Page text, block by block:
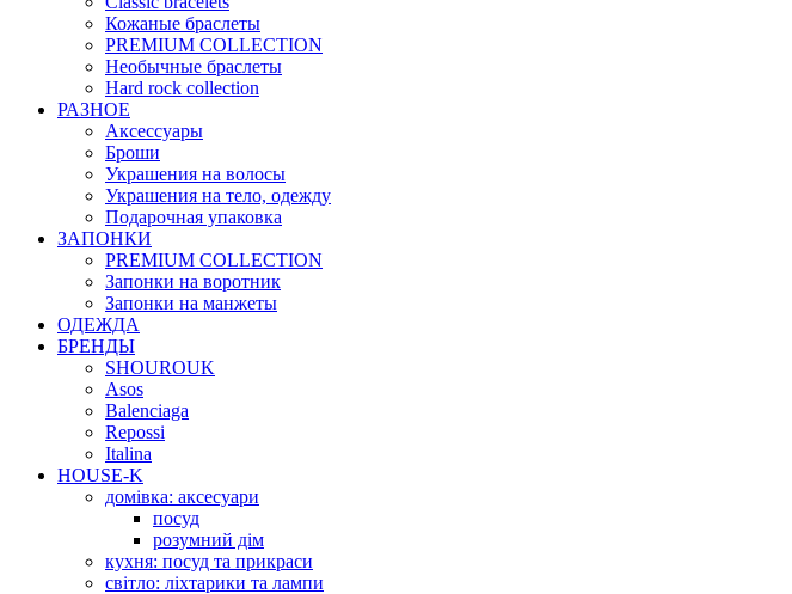
Кожаные браслеты
PREMIUM COLLECTION
Необычные браслеты
Hard rock collection
РАЗНОЕ
Аксессуары
Броши
Украшения на волосы
Украшения на тело, одежду
Подарочная упаковка
ЗАПОНКИ
PREMIUM COLLECTION
Запонки на воротник
Запонки на манжеты
ОДЕЖДА
БРЕНДЫ
SHOUROUK
Asos
Balenciaga
Repossi
Italina
HOUSE-K
домівка: аксесуари
посуд
розумний дім
кухня: посуд та прикраси
світло: ліхтарики та лампи